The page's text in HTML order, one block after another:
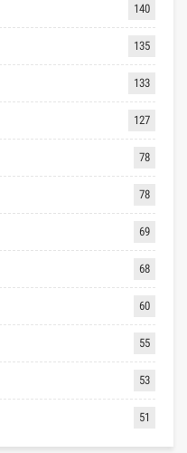
140
135
133
127
78
78
69
68
60
55
53
51